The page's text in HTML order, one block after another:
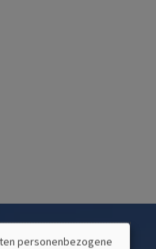
personenbezogene